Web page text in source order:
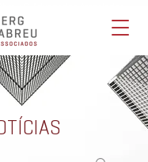
& Advogados Associados -
Full Service